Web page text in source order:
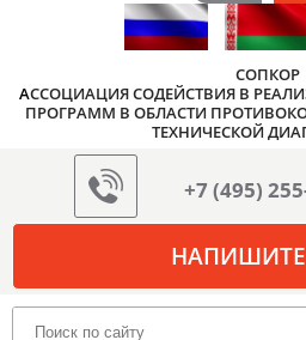
СОПКОР
АССОЦИАЦИЯ СОДЕЙСТВИЯ В
ПРОГРАММ В ОБЛАСТИ
ТЕХНИЧЕСКОЙ
+7 (495)